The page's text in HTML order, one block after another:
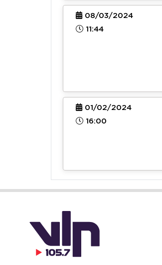
08/03/2024
11:44
01/02/2024
16:00